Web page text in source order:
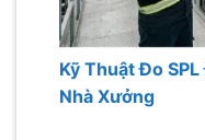
Kỹ Thuật Đo
Nhà Xưởng